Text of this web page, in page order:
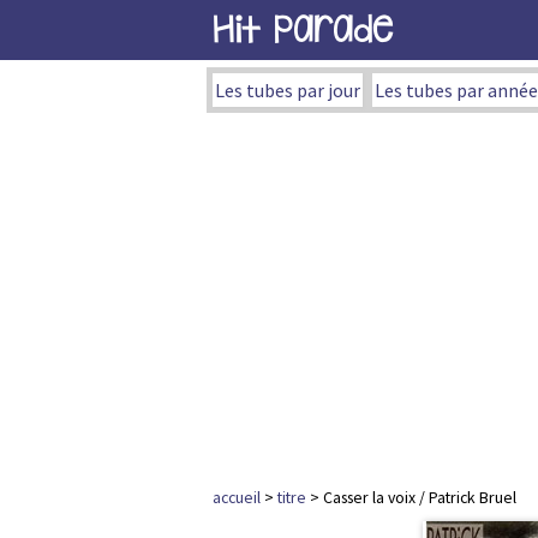
Hit Parade
Les tubes par jour Les tubes par année
accueil >titre > Casser la voix / Patrick Bruel